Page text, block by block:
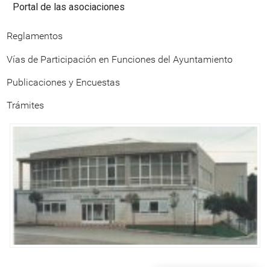
Portal de las asociaciones
Reglamentos
Vías de Participación en Funciones del Ayuntamiento
Publicaciones y Encuestas
Trámites